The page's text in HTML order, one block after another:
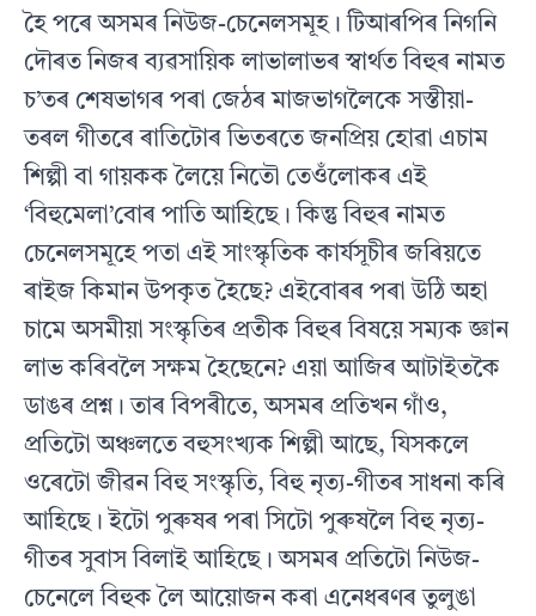
হৈ পৰে অসমৰ নিউজ-চেনেলসমূহ। টিআৰপিৰ নিগনি
দৌৰত নিজৰ ব্যৱসায়িক লাভালাভৰ স্বাৰ্থত বিহুৰ নামত
চ’তৰ শেষভাগৰ পৰা জেঠৰ মাজভাগলৈকে সস্তীয়া-
তৰল গীতৰে ৰাতিটোৰ ভিতৰতে জনপ্রিয় হােৱা এচাম
শিল্পী বা গায়কক লৈয়ে নিতৌ তেওঁলােকৰ এই
‘বিহুমেলা’বােৰ পাতি আহিছে। কিন্তু বিহুৰ নামত
চেনেলসমূহে পতা এই সাংস্কৃতিক কার্যসূচীৰ জৰিয়তে
ৰাইজ কিমান উপকৃত হৈছে? এইবোৰৰ পৰা উঠি অহা
চামে অসমীয়া সংস্কৃতিৰ প্রতীক বিহুৰ বিষয়ে সম্যক জ্ঞান
লাভ কৰিবলৈ সক্ষম হৈছেনে? এয়া আজিৰ আটাইতকৈ
ডাঙৰ প্রশ্ন। তাৰ বিপৰীতে, অসমৰ প্রতিখন গাঁও,
প্রতিটো অঞ্চলতে বহুসংখ্যক শিল্পী আছে, যিসকলে
ওৰেটো জীৱন বিহু সংস্কৃতি, বিহু নৃত্য-গীতৰ সাধনা কৰি
আহিছে। ইটো পুৰুষৰ পৰা সিটো পুৰুষলৈ বিহু নৃত্য-
গীতৰ সুবাস বিলাই আহিছে। অসমৰ প্রতিটো নিউজ-
চেনেলে বিহুক লৈ আয়ােজন কৰা এনেধৰণৰ তুলুঙা